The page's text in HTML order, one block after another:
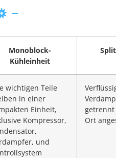
Monoblock-
Kühleinheit
wichtigen Teile
in einer
Einheit,
Kompressor,
und
Ort